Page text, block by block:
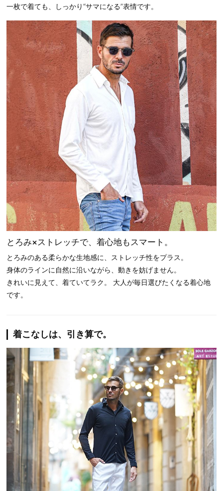
一枚で着ても、しっかり“サマになる”表情です。
とろみ×ストレッチで、着心地もスマート。
とろみのある柔らかな生地感に、ストレッチ性をプラス。
身体のラインに自然に沿いながら、動きを妨げません。
きれいに見えて、着ていてラク。 大人が毎日選びたくなる着心地
です。
着こなしは、引き算で。